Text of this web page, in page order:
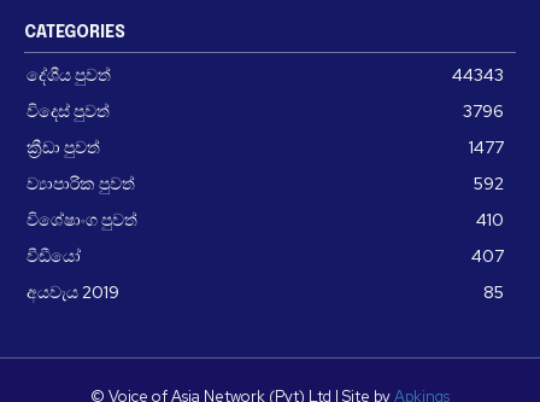
CATEGORIES
දේශීය පුවත්
44343
විදෙස් පුවත්
3796
ක්‍රීඩා පුවත්
1477
ව්‍යාපාරික පුවත්
592
විශේෂාංග පුවත්
410
වීඩීයෝ
407
අයවැය 2019
85
© Voice of Asia Network (Pvt) Ltd | Site byApkings